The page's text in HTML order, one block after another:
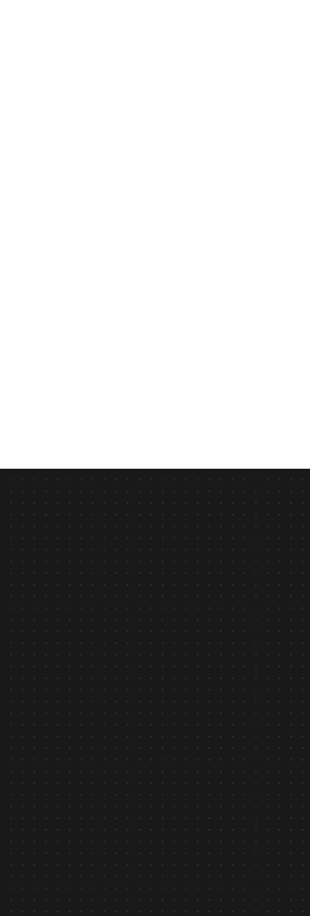
Tin tức February 6, 2026
AI Security asilla - Công nghệ AI nhận diện hành vi
được Chính phủ Nhật Bản ghi nhận
Tìm hiểu